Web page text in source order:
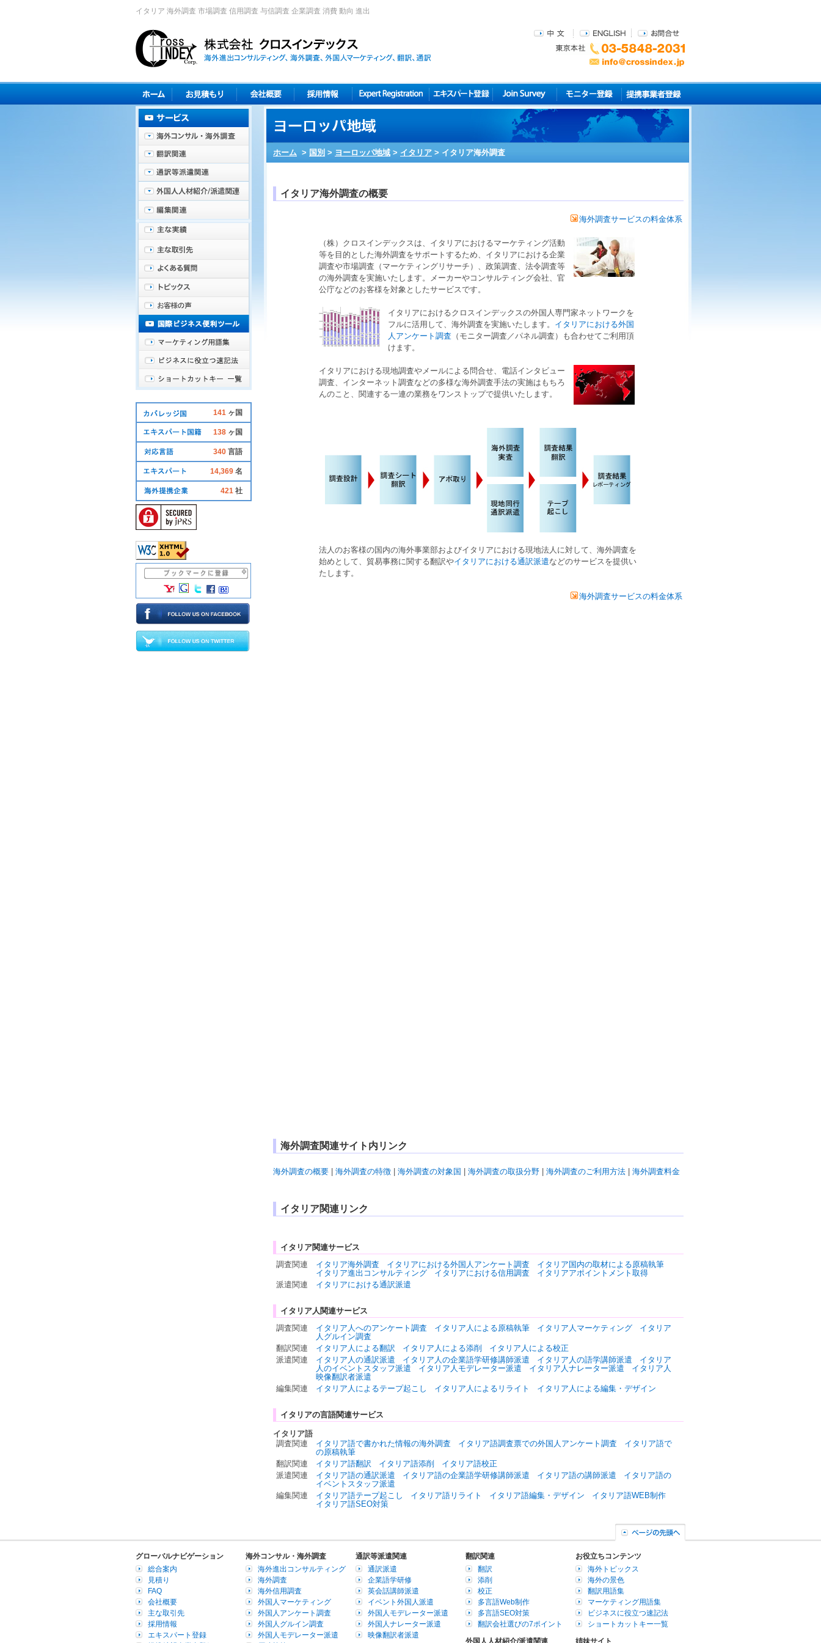
イタリア 海外調査 市場調査 信用調査 与信調査 企業調査 消費 動向 進出
ホーム > 国別 > ヨーロッパ地域 > イタリア > イタリア海外調査
イタリア海外調査の概要
海外調査サービスの料金体系
（株）クロスインデックスは、 イタリアにおけるマーケティング活動
等を目的とした海外調査をサポートするため、 イタリアにおける企業
調査や市場調査 （ マーケティングリサーチ ）、 政策調査、 法令調査等
の海外調査を実施いたします。メーカーやコンサルティング会社、官
公庁などのお客様を対象としたサービスです。
イタリアにおけるクロスインデックスの外国人専門家ネットワークを
フルに活用して、 海外調査を実施いたします。 イタリアにおける外国
人アンケート調査 （ モニター調査 ／パネル調査 ）も合わせてご利用頂
けます。
イタリアにおける現地調査やメールによる問合せ、 電話インタビュー
調査、 インターネット調査などの多様な海外調査手法の実施はもちろ
んのこと、関連する一連の業務をワンストップで提供いたします。
法人のお客様の国内の海外事業部およびイタリアにおける現地法人 に対して、 海外調査を
始めとして、 貿易事務に関する翻訳やイタリアにおける通訳派遣などのサービスを提供い
たします。
海外調査サービスの料金体系
海外調査関連サイト内リンク
海外調査の概要 海外調査の特徴 海外調査の対象国 海外調査の取扱分野 海外調査のご利用方法 海外調査料金
イタリア関連リンク
イタリア関連サービス
調査関連
イタリア海外調査 イタリアにおける外国人アンケート調査
イタリア国内の取材による原稿執筆
イタリア進出コンサルティング
イタリアにおける信用調査
イタリアアポイントメント取得
派遣関連
イタリアにおける通訳派遣
イタリア人関連サービス
調査関連
イタリア人へのアンケート調査 イタリア人による原稿執筆 イタリア人マーケティング
イタリア
人グルイン調査
翻訳関連
イタリア人による翻訳 イタリア人による添削
イタリア人による校正
派遣関連
イタリア人の通訳派遣 イタリア人の企業語学研修講師派遣 イタリア人の語学講師派遣
イタリア
人のイベントスタッフ派遣
イタリア人モデレーター派遣 イタリア人ナレーター派遣
イタリア人
映像翻訳者派遣
編集関連
イタリア人によるテープ起こし イタリア人によるリライト イタリア人による編集・デザイン
イタリアの言語関連サービス
イタリア語
調査関連
イタリア語で書かれた情報の海外調査 イタリア語調査票での外国人アンケート調査
イタリア語で
の原稿執筆
翻訳関連
イタリア語翻訳 イタリア語添削
イタリア語校正
派遣関連
イタリア語の通訳派遣 イタリア語の企業語学研修講師派遣 イタリア語の講師派遣
イタリア語の
イベントスタッフ派遣
編集関連
イタリア語テープ起こし イタリア語リライト イタリア語編集・デザイン
イタリア語WEB制作
イタリア語SEO対策
141 ヶ国
138 ヶ国
340 言語
14,369 名
421 社
グローバルナビゲーション
総合案内
見積り
FAQ
会社概要
主な取引先
採用情報
エキスパート登録
海外コンサル・海外調査
海外進出コンサルティング
海外調査
海外信用調査
外国人マーケティング
外国人アンケート調査
外国人グルイン調査
外国人モデレーター派遣
通訳等派遣関連
通訳派遣
企業語学研修
英会話講師派遣
イベント外国人派遣
外国人モデレーター派遣
外国人ナレーター派遣
映像翻訳者派遣
翻訳関連
翻訳
添削
校正
多言語Web制作
多言語SEO対策
翻訳会社選びの7ポイント
外国人人材紹介/派遣関連
お役立ちコンテンツ
海外トピックス
海外の景色
翻訳用語集
マーケティング用語集
ビジネスに役立つ速記法
ショートカットキー一覧
姉妹サイト